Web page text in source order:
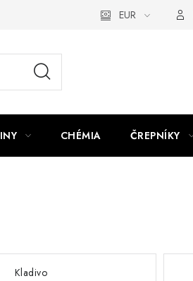
EUR
CHÉMIA ČREPNÍKY
Kladivo